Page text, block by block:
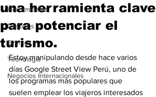
Herramientas
Destinos
Eventos
Tecnología
Negocios Internacionales
una herramienta clave
para potenciar el
turismo.
Estoy manipulando desde hace varios
días Google Street View Perú, uno de
los programas más populares que
suelen emplear los viajeros interesados